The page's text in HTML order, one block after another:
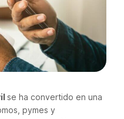
se ha convertido en una
pymes y